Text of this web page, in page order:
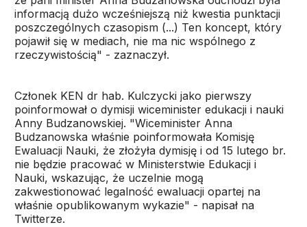
informacją dużo wcześniejszą niż kwestia punktacji
poszczególnych czasopism (...) Ten koncept, który
pojawił się w mediach, nie ma nic wspólnego z
rzeczywistością" - zaznaczył.
Członek KEN dr hab. Kulczycki jako pierwszy
poinformował o dymisji wiceminister edukacji i nauki
Anny Budzanowskiej. "Wiceminister Anna
Budzanowska właśnie poinformowała Komisję
Ewaluacji Nauki, że złożyła dymisję i od 15 lutego br.
nie będzie pracować w Ministerstwie Edukacji i
Nauki, wskazując, że uczelnie mogą
zakwestionować legalność ewaluacji opartej na
właśnie opublikowanym wykazie" - napisał na
Twitterze.